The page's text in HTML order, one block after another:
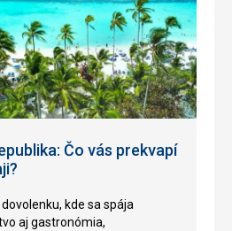
Čo vás prekvapí
kde sa spája
aj gastronómia,